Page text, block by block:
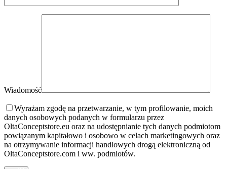
Wiadomość
Wyrażam zgodę na przetwarzanie, w tym profilowanie, moich
danych osobowych podanych w formularzu przez
OltaConceptstore.eu oraz na udostępnianie tych danych podmiotom
powiązanym kapitałowo i osobowo w celach marketingowych oraz
na otrzymywanie informacji handlowych drogą elektroniczną od
OltaConceptstore.com i ww. podmiotów.